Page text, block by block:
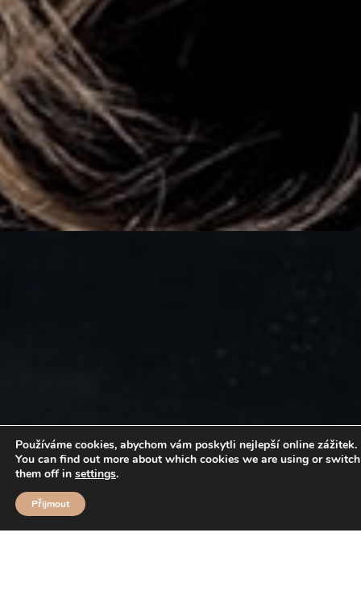
Používáme cookies, abychom vám poskytli nejlepší online zážitek.
You can find out more about which cookies we are using or switch
them off in settings.
Přijmout